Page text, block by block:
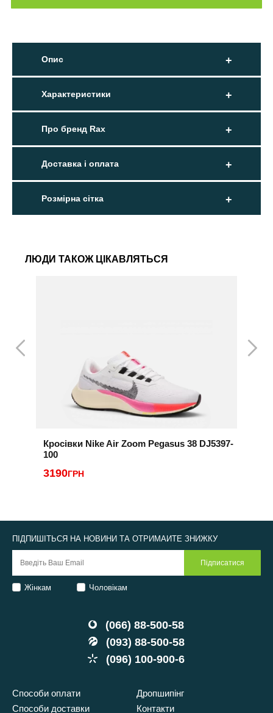
Опис
Характеристики
Про бренд Rax
Доставка і оплата
Розмірна сітка
ЛЮДИ ТАКОЖ ЦІКАВЛЯТЬСЯ
Кросівки Nike Air Zoom Pegasus 38 DJ5397-
100
3190ГРН
(066) 88-500-58
(093) 88-500-58
(096) 100-900-6
Способи оплати
Способи доставки
Дропшипінг
Контакти
ПІДПИШІТЬСЯ НА НОВИНИ ТА ОТРИМАЙТЕ ЗНИЖКУ
Жінкам Чоловікам